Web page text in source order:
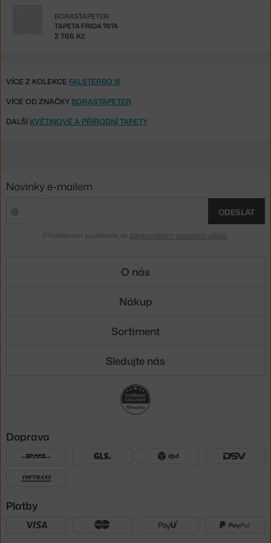
TAPETA FRIDA 7674
BORASTAPETER
2 766 Kč
VÍCE Z KOLEKCE FALSTERBO III
VÍCE OD ZNAČKY BORASTAPETER
DALŠÍ KVĚTINOVÉ A PŘÍRODNÍ TAPETY
Novinky e-mailem
ODESLAT
Přihlášením souhlasíte se zpracováním osobních údajů
O nás
Nákup
Sortiment
Sledujte nás
Doprava
Platby